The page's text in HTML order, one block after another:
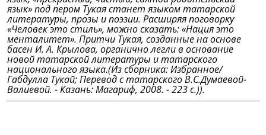
язык» под пером Тукая станет языком татарской
литературы, прозы и поэзии. Расширяя поговорку
«Человек это стиль», можно сказать: «Нация это
менталитет». Притчи Тукая, созданные на основе
басен И. А. Крылова, органично легли в основание
новой татарской литературы и татарского
национального языка.(Из сборника: Избранное/
Габдулла Тукай; Перевод с татарского В.С.Думаевой-
Валиевой. - Казань: Магариф, 2008. - 223 с.)).